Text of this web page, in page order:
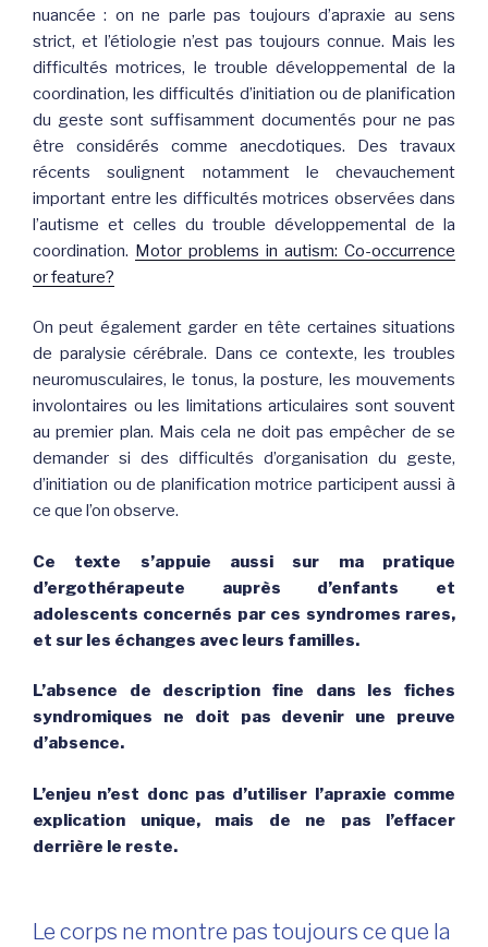
nuancée : on ne parle pas toujours d’apraxie au sens
strict, et l’étiologie n’est pas toujours connue. Mais les
difficultés motrices, le trouble développemental de la
coordination, les difficultés d’initiation ou de planification
du geste sont suffisamment documentés pour ne pas
être considérés comme anecdotiques. Des travaux
récents soulignent notamment le chevauchement
important entre les difficultés motrices observées dans
l’autisme et celles du trouble développemental de la
coordination. Motor problems in autism: Co-occurrence
or feature?
On peut également garder en tête certaines situations
de paralysie cérébrale. Dans ce contexte, les troubles
neuromusculaires, le tonus, la posture, les mouvements
involontaires ou les limitations articulaires sont souvent
au premier plan. Mais cela ne doit pas empêcher de se
demander si des difficultés d’organisation du geste,
d’initiation ou de planification motrice participent aussi à
ce que l’on observe.
Ce texte s’appuie aussi sur ma pratique
d’ergothérapeute auprès d’enfants et
adolescents concernés par ces syndromes rares,
et sur les échanges avec leurs familles.
L’absence de description fine dans les fiches
syndromiques ne doit pas devenir une preuve
d’absence.
L’enjeu n’est donc pas d’utiliser l’apraxie comme
explication unique, mais de ne pas l’effacer
derrière le reste.
Le corps ne montre pas toujours ce que la